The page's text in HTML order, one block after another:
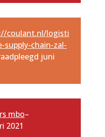
coulant.nl/logisti
supply-chain-zal-
juni
mbo–
2021